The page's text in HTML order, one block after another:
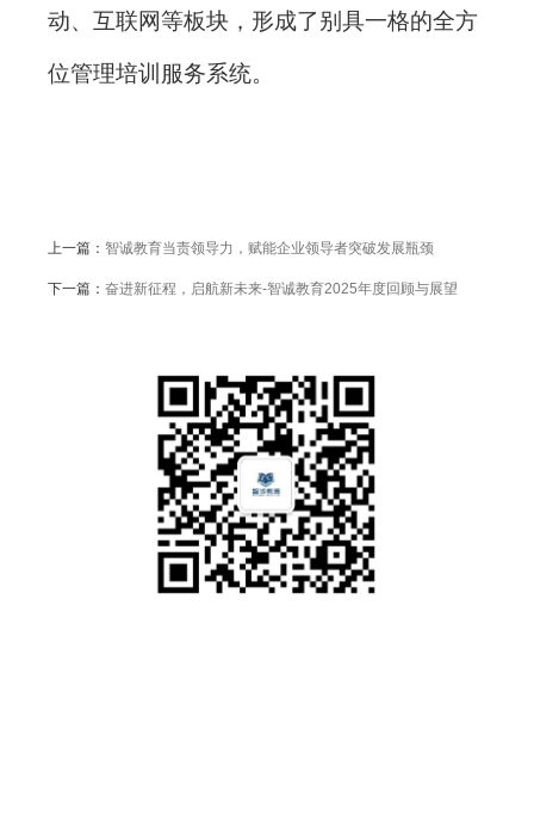
动、互联网等板块，形成了别具一格的全方
位管理培训服务系统。
上一篇： 智诚教育当责领导力，赋能企业领导者突破发展瓶颈
下一篇： 奋进新征程，启航新未来-智诚教育2025年度回顾与展望